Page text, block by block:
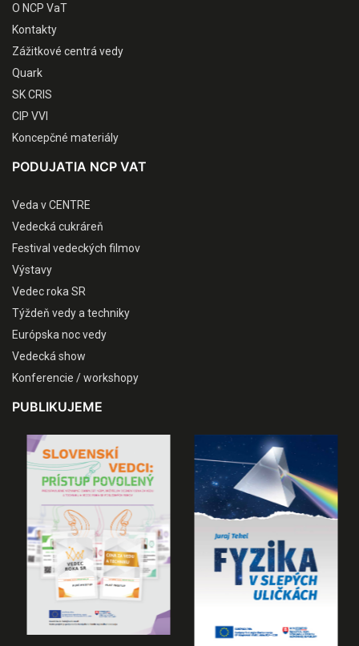
O NCP VaT
Kontakty
Zážitkové centrá vedy
Quark
SK CRIS
CIP VVI
Koncepčné materiály
PODUJATIA NCP VAT
Veda v CENTRE
Vedecká cukráreň
Festival vedeckých filmov
Výstavy
Vedec roka SR
Týždeň vedy a techniky
Európska noc vedy
Vedecká show
Konferencie / workshopy
PUBLIKUJEME